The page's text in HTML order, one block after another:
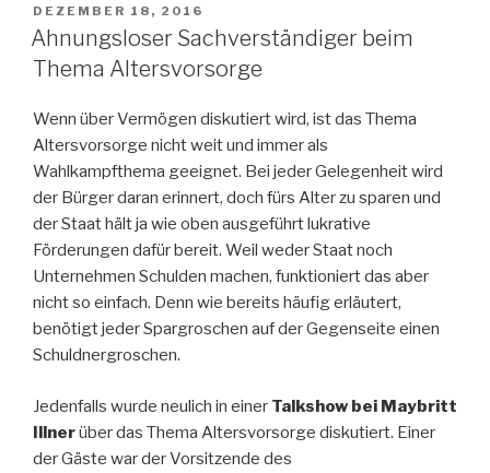
gewinnt
französische
Wahl“
VERÖFFENTLICHT
AM
DEZEMBER 18, 2016
Ahnungsloser Sachverständiger beim
Thema Altersvorsorge
Wenn über Vermögen diskutiert wird, ist das Thema
Altersvorsorge nicht weit und immer als
Wahlkampfthema geeignet. Bei jeder Gelegenheit wird
der Bürger daran erinnert, doch fürs Alter zu sparen und
der Staat hält ja wie oben ausgeführt lukrative
Förderungen dafür bereit. Weil weder Staat noch
Unternehmen Schulden machen, funktioniert das aber
nicht so einfach. Denn wie bereits häufig erläutert,
benötigt jeder Spargroschen auf der Gegenseite einen
Schuldnergroschen.
Jedenfalls wurde neulich in einer Talkshow bei Maybritt
Illnerüber das Thema Altersvorsorge diskutiert. Einer
der Gäste war der Vorsitzende des